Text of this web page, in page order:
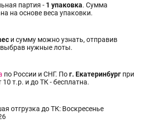
партия - 1 упаковка. Сумма
на основе веса упаковки.
и сумму можно узнать, отправив
выбрав нужные лоты.
по России и СНГ. Пог. Екатеринбург при
10 т.р. и до ТК - бесплатна.
отгрузка до ТК: Воскресенье